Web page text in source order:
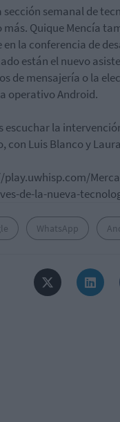
sección semanal de
más. Quique Mencía
en la conferencia de
están el nuevo
de mensajería o la
operativo Android.
escuchar la
con Luis Blanco y
de-la-nueva-
WhatsApp